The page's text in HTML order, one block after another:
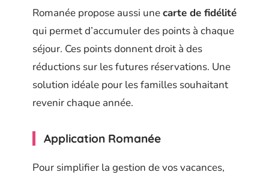
Romanée propose aussi unecarte de fidélité
qui permet d’accumuler des points à chaque
séjour. Ces points donnent droit à des
réductions sur les futures réservations. Une
solution idéale pour les familles souhaitant
revenir chaque année.
Application Romanée
Pour simplifier la gestion de vos vacances,